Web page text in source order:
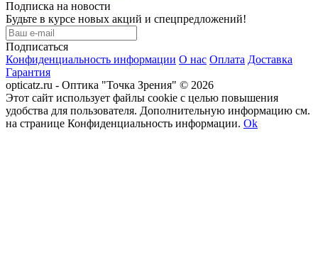
Подписка на новости
Будьте в курсе новых акций и спецпредложений!
Подписаться
Конфиденциальность информации О нас Оплата Доставка
Гарантия
opticatz.ru - Оптика "Точка Зрения" © 2026
Этот сайт использует файлы cookie с целью повышения
удобства для пользователя. Дополнительную информацию см.
на странице Конфиденциальность информации. Ok